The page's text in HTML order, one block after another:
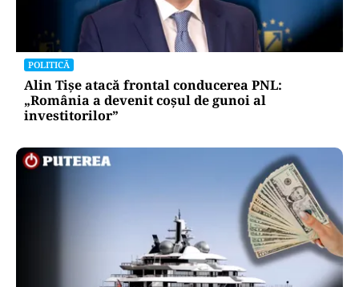
repetă scenariul e‑Terra. Ce ascund
comunicările oficiale și cine răspunde
pentru mentenanța IT a instituțiilor
publice
Alte Articole Importante